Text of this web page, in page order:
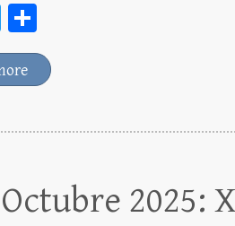
T
wi
tt
o
m
rt
x
2025: